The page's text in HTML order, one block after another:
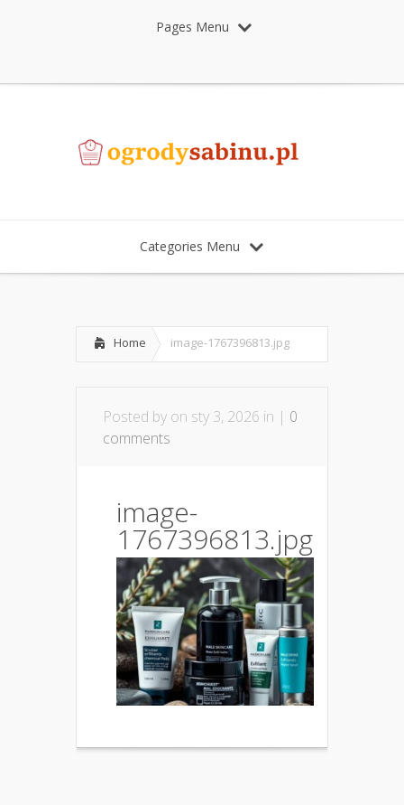
Pages Menu
Categories Menu
Home image-1767396813.jpg
Posted by on sty 3, 2026 in | 0
comments
image-
1767396813.jpg